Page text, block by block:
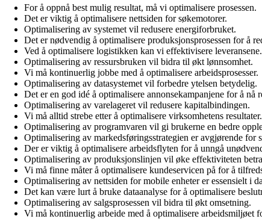
For å oppnå best mulig resultat, må vi optimalisere prosessen.
Det er viktig å optimalisere nettsiden for søkemotorer.
Optimalisering av systemet vil redusere energiforbruket.
Det er nødvendig å optimalisere produksjonsprosessen for å
Ved å optimalisere logistikken kan vi effektivisere leveransene.
Optimalisering av ressursbruken vil bidra til økt lønnsomhet.
Vi må kontinuerlig jobbe med å optimalisere arbeidsprosesser.
Optimalisering av datasystemet vil forbedre ytelsen betydelig.
Det er en god idé å optimalisere annonsekampanjene for å nå
Optimalisering av varelageret vil redusere kapitalbindingen.
Vi må alltid strebe etter å optimalisere virksomhetens resultater.
Optimalisering av programvaren vil gi brukerne en bedre
Optimalisering av markedsføringsstrategien er avgjørende for
Der er viktig å optimalisere arbeidsflyten for å unngå
Optimalisering av produksjonslinjen vil øke effektiviteten
Vi må finne måter å optimalisere kundeservicen på for å
Optimalisering av nettsiden for mobile enheter er essensielt i
Det kan være lurt å bruke dataanalyse for å optimalisere
Optimalisering av salgsprosessen vil bidra til økt omsetning.
Vi må kontinuerlig arbeide med å optimalisere arbeidsmiljøet